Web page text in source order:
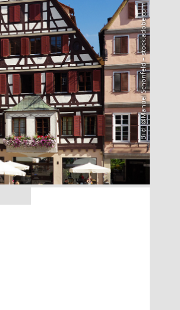
Bild: @Manuel Schönfeld – stock.adobe.com